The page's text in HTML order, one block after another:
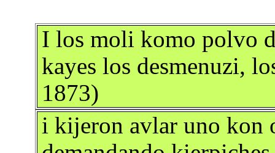
I los moli komo polvo
kayes los desmenuzi,
1873)
i kijeron avlar uno kon